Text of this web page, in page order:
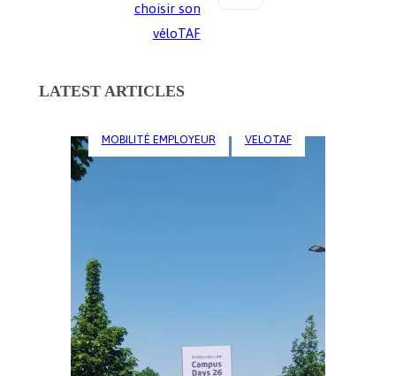
choisir son
véloTAF
LATEST ARTICLES
MOBILITÉ EMPLOYEUR VELOTAF